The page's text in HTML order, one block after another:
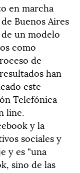
en marcha
Buenos Aires
un modelo
como
de
han
este
Telefónica
line.
y la
sociales y
y es “una
sino de las